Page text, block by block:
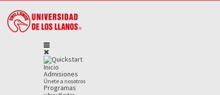
Inicio
Admisiones
Únete a nosotros
Programas